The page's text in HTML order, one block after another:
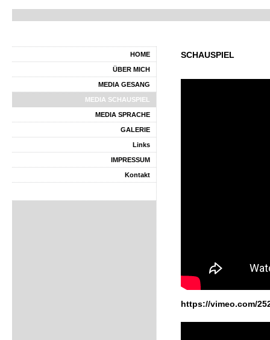
SCHAUSPIEL
https://vimeo.com/
HOME
ÜBER MICH
MEDIA GESANG
MEDIA SCHAUSPIEL
MEDIA SPRACHE
GALERIE
Links
IMPRESSUM
Kontakt